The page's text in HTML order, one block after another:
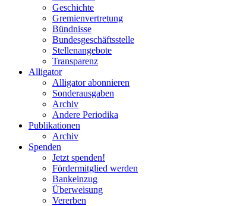
Geschichte
Gremienvertretung
Bündnisse
Bundesgeschäftsstelle
Stellenangebote
Transparenz
Alligator
Alligator abonnieren
Sonderausgaben
Archiv
Andere Periodika
Publikationen
Archiv
Spenden
Jetzt spenden!
Fördermitglied werden
Bankeinzug
Überweisung
Vererben